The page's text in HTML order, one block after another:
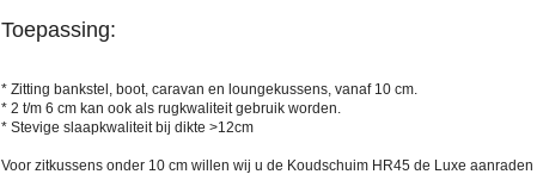
Toepassing:
* Zitting bankstel, boot, caravan en loungekussens, vanaf 10 cm.
* 2 t/m 6 cm kan ook als rugkwaliteit gebruik worden.
* Stevige slaapkwaliteit bij dikte >12cm
Voor zitkussens onder 10 cm willen wij u de Koudschuim HR45 de Luxe aanraden